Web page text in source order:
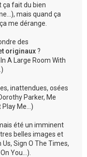
ça fait du bien
mais quand ça
me dérange.
des
originaux?
A Large Room With
inattendues, osées
Parker, Me
Me...)
été un imminent
belles images et
Sign O The Times,
You...).